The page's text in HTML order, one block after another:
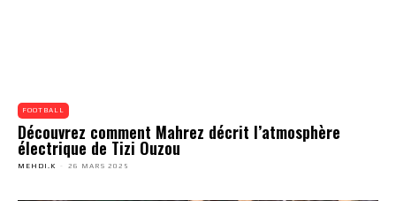
FOOTBALL
Découvrez comment Mahrez décrit l’atmosphère
électrique de Tizi Ouzou
MEHDI.K - 26 MARS 2025